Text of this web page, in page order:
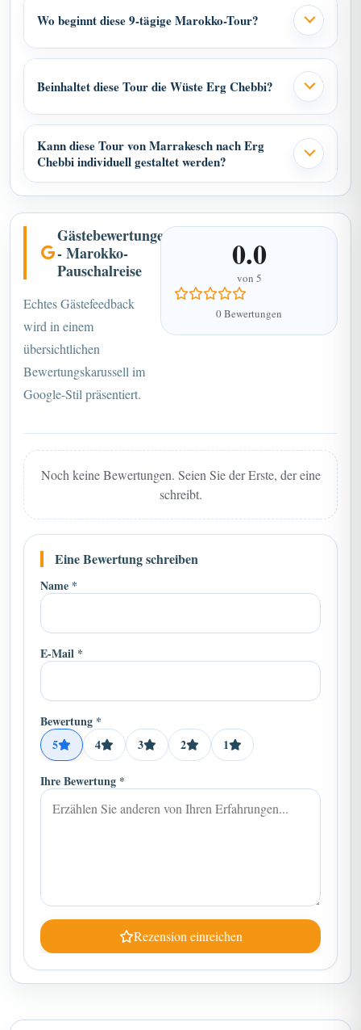
Kann diese Tour von Marrakesch nach Erg
Chebbi individuell gestaltet werden?
Gästebewertungen
- Marokko-
Pauschalreise
Echtes Gästefeedback
wird in einem
übersichtlichen
Bewertungskarussell im
Google-Stil präsentiert.
0.0
von 5
0 Bewertungen
Noch keine Bewertungen. Seien Sie der Erste, der eine
schreibt.
Eine Bewertung schreiben
Name *
E-Mail *
Bewertung *
5
4 3 2 1
Ihre Bewertung *
Rezension einreichen
PREIS